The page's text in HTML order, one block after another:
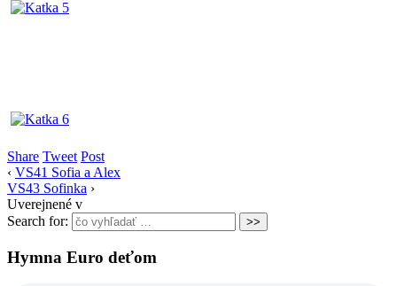
Share Tweet Post
‹ VS41 Sofia a Alex
VS43 Sofinka ›
Uverejnené v
Search for:
Hymna Euro deťom